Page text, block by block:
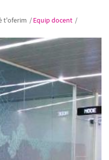
t'oferim /Equip docent /